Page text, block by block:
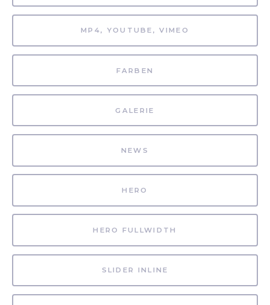
MP4, YOUTUBE, VIMEO
FARBEN
GALERIE
NEWS
HERO
HERO FULLWIDTH
SLIDER INLINE